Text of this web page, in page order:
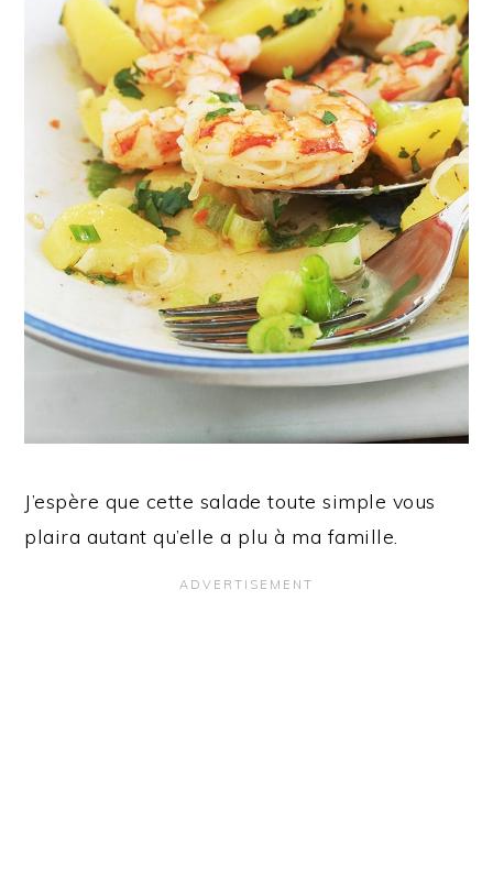
J’espère que cette salade toute simple vous
plaira autant qu’elle a plu à ma famille.